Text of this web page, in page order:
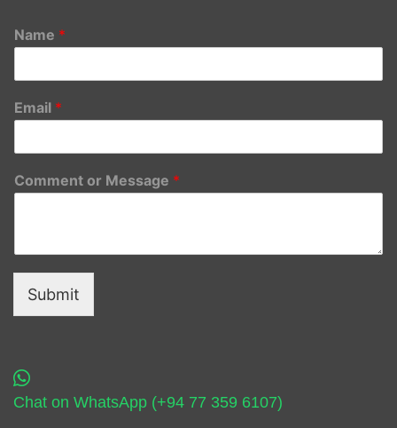
Name *
Email *
Comment or Message *
Submit
Chat on WhatsApp (+94 77 359 6107)